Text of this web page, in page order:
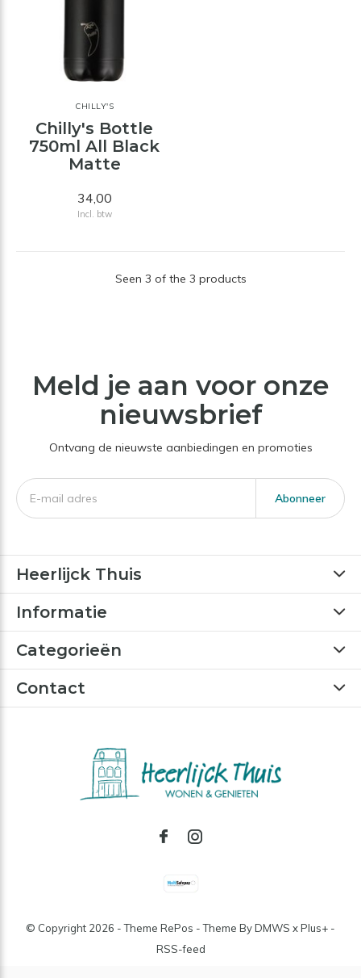
CHILLY'S
Chilly's Bottle
750ml All Black
Matte
34,00
Incl. btw
Seen 3 of the 3 products
Meld je aan voor onze
nieuwsbrief
Ontvang de nieuwste aanbiedingen en promoties
Abonneer
Heerlijck Thuis
Informatie
Categorieën
Contact
© Copyright 2026 - Theme RePos - Theme ByDMWS xPlus+ -
RSS-feed